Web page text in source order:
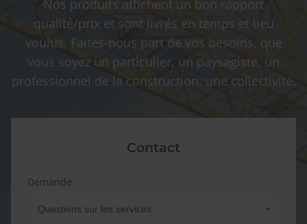
Nos produits affichent un bon rapport
qualité/prix et sont livrés en temps et lieu
voulus. Faites-nous part de vos besoins, que
vous soyez un particulier, un paysagiste, un
professionnel de la construction, une collectivité.
Contact
Demande